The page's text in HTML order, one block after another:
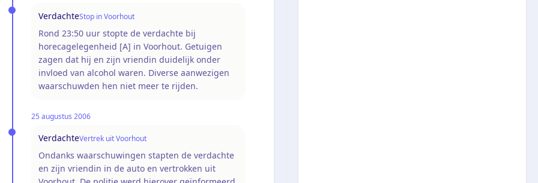
VerdachteStop in Voorhout
Rond 23:50 uur stopte de verdachte bij
horecagelegenheid [A] in Voorhout. Getuigen
zagen dat hij en zijn vriendin duidelijk onder
invloed van alcohol waren. Diverse aanwezigen
waarschuwden hen niet meer te rijden.
25 augustus 2006
VerdachteVertrek uit Voorhout
Ondanks waarschuwingen stapten de verdachte
en zijn vriendin in de auto en vertrokken uit